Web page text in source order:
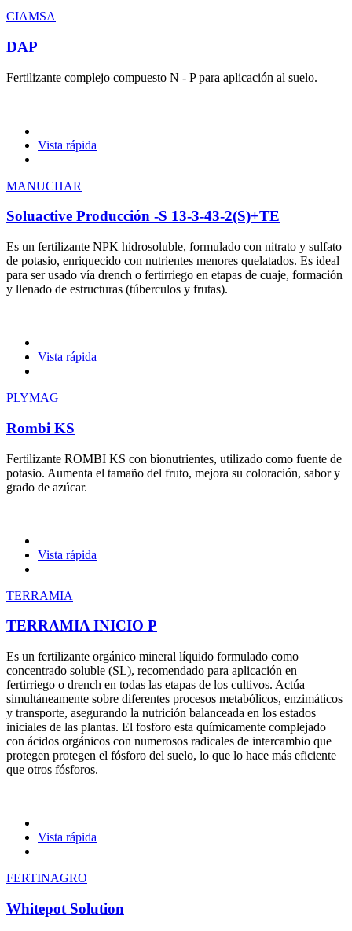
CIAMSA
DAP
Fertilizante complejo compuesto N - P para aplicación al suelo.
Vista rápida
MANUCHAR
Soluactive Producción -S 13-3-43-2(S)+TE
Es un fertilizante NPK hidrosoluble, formulado con nitrato y sulfato
de potasio, enriquecido con nutrientes menores quelatados. Es ideal
para ser usado vía drench o fertirriego en etapas de cuaje, formación
y llenado de estructuras (túberculos y frutas).
Vista rápida
PLYMAG
Rombi KS
Fertilizante ROMBI KS con bionutrientes, utilizado como fuente de
potasio. Aumenta el tamaño del fruto, mejora su coloración, sabor y
grado de azúcar.
Vista rápida
TERRAMIA
TERRAMIA INICIO P
Es un fertilizante orgánico mineral líquido formulado como
concentrado soluble (SL), recomendado para aplicación en
fertirriego o drench en todas las etapas de los cultivos. Actúa
simultáneamente sobre diferentes procesos metabólicos, enzimáticos
y transporte, asegurando la nutrición balanceada en los estados
iniciales de las plantas. El fosforo esta químicamente complejado
con ácidos orgánicos con numerosos radicales de intercambio que
protegen protegen el fósforo del suelo, lo que lo hace más eficiente
que otros fósforos.
Vista rápida
FERTINAGRO
Whitepot Solution